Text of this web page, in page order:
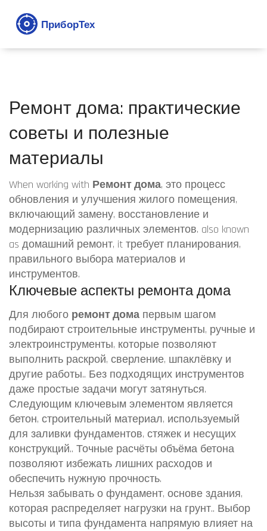
Ремонт дома: практические
советы и полезные
материалы
When working with Ремонт дома, это процесс
обновления и улучшения жилого помещения,
включающий замену, восстановление и
модернизацию различных элементов. also known
as домашний ремонт, it требует планирования,
правильного выбора материалов и
инструментов.
Ключевые аспекты ремонта дома
Для любого ремонт дома первым шагом
подбирают строительные инструменты, ручные и
электроинструменты, которые позволяют
выполнить раскрой, сверление, шпаклёвку и
другие работы.. Без подходящих инструментов
даже простые задачи могут затянуться.
Следующим ключевым элементом является
бетон, строительный материал, используемый
для заливки фундаментов, стяжек и несущих
конструкций.. Точные расчёты объёма бетона
позволяют избежать лишних расходов и
обеспечить нужную прочность.
Нельзя забывать о фундамент, основе здания,
которая распределяет нагрузки на грунт.. Выбор
высоты и типа фундамента напрямую влияет на